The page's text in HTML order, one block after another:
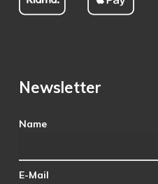
Newsletter
Name
E-Mail